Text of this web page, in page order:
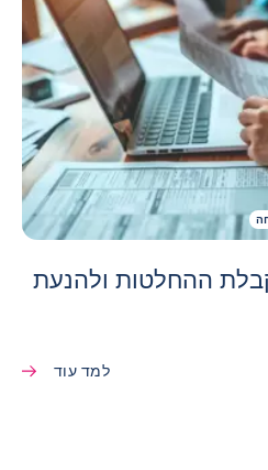
ההחלטות ולהנעת
למד עוד